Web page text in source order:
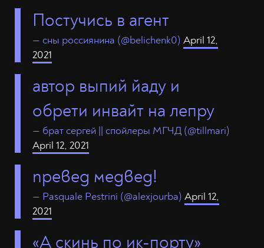
Постучись в агент
— сны россиянина (@belichenk0) April 12,
2021
автор выпий йаду и
обрети инвайт на лепру
— брат сергей || спойлеры МГЧД (@tillmari)
April 12, 2021
превед медвед!
— Pasquale Pestrini (@alexjourba) April 12,
2021
«А скинь по ик-порту»